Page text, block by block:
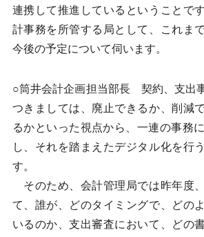
連携して推進しているということで
計事務を所管する局として、これま
今後の予定について伺います。
○筒井会計企画担当部長 契約、支出
つきましては、廃止できるか、削減
るかといった視点から、一連の事務
し、それを踏まえたデジタル化を行
す。
そのため、会計管理局では昨年度
て、誰が、どのタイミングで、どの
いるのか、支出審査において、どの